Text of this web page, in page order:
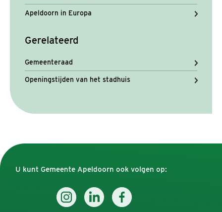
Apeldoorn in Europa
Gerelateerd
Gemeenteraad
Openingstijden van het stadhuis
U kunt Gemeente Apeldoorn ook volgen op: